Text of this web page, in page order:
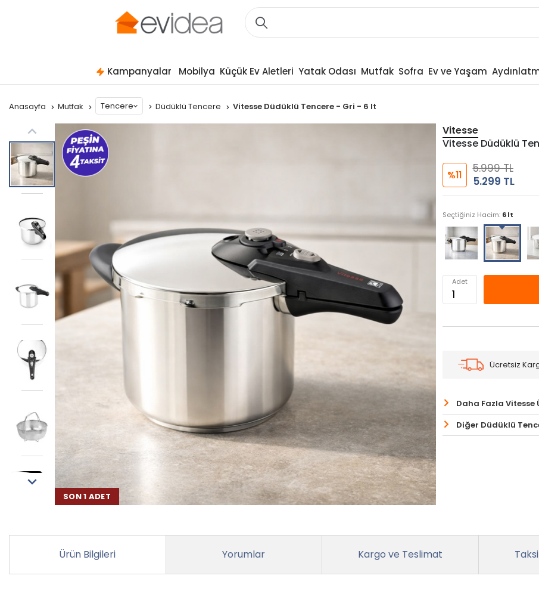
Kampanyalar Mobilya Küçük Ev Aletleri Yatak Odası Mutfak Sofra Ev ve Yaşam
Anasayfa Mutfak Tencere Düdüklü Tencere Vitesse Düdüklü Tencere - Gri - 6 lt
SON 1 ADET
Vitesse
Vitesse Düdüklü
%11
5.999 TL
5.299 TL
Seçtiğiniz Hacim: 6 lt
Adet
Ücretsiz
Daha Fazla Vitesse
Diğer Düdüklü
Ürün Bilgileri Yorumlar Kargo ve Teslimat